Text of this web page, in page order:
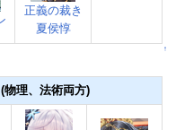
正義の裁き
夏侯惇
↑
物理、法術両方)